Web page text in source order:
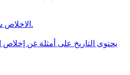
الاخلاص سبعة اعشار النجاح في العمل.
يحتوى التاريخ على أمثلة غن إخلاص